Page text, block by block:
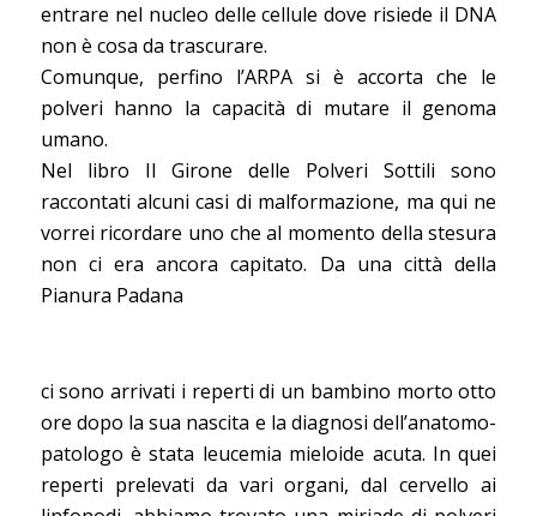
entrare nel nucleo delle cellule dove risiede il DNA
non è cosa da trascurare.
Comunque, perfino l’ARPA si è accorta che le
polveri hanno la capacità di mutare il genoma
umano.
Nel libro Il Girone delle Polveri Sottili sono
raccontati alcuni casi di malformazione, ma qui ne
vorrei ricordare uno che al momento della stesura
non ci era ancora capitato. Da una città della
Pianura Padana
ci sono arrivati i reperti di un bambino morto otto
ore dopo la sua nascita e la diagnosi dell’anatomo-
patologo è stata leucemia mieloide acuta. In quei
reperti prelevati da vari organi, dal cervello ai